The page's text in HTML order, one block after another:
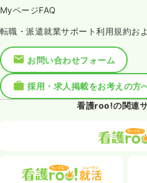
MyページFAQ
転職・派遣就業サポート利用規約お
お問い合わせフォーム
採用・求人掲載をお考えの方
看護roo!の関連